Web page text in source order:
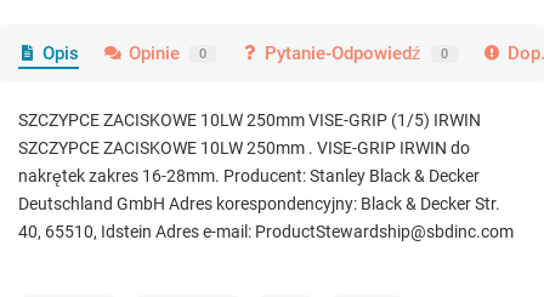
Opis Opinie 0 Pytanie-Odpowiedź 0
SZCZYPCE ZACISKOWE 10LW 250mm VISE-GRIP (1/5) IRWIN
SZCZYPCE ZACISKOWE 10LW 250mm . VISE-GRIP IRWIN do
nakrętek zakres 16-28mm. Producent: Stanley Black & Decker
Deutschland GmbH Adres korespondencyjny: Black & Decker Str.
40, 65510, Idstein Adres e-mail: ProductStewardship@sbdinc.com